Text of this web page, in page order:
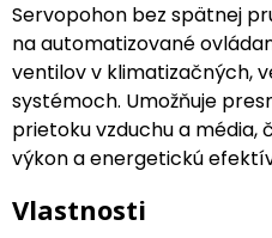
Servopohon bez spätnej
na automatizované
ventilov v klimatizačných,
systémoch. Umožňuje
prietoku vzduchu a média,
výkon a energetickú
Vlastnosti